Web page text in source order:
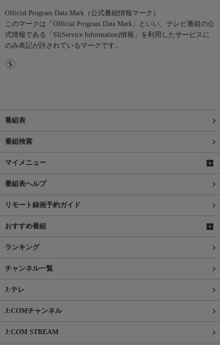
Official Program Data Mark（公式番組情報マーク）
このマークは「Official Program Data Mark」といい、テレビ番組の公
式情報である「SI(Service Information)情報」を利用したサービスに
のみ表記が許されているマークです。
番組表
番組検索
マイメニュー
番組表ヘルプ
リモート録画予約ガイド
おすすめ番組
ランキング
チャンネル一覧
J:テレ
J:COMチャンネル
J:COM STREAM